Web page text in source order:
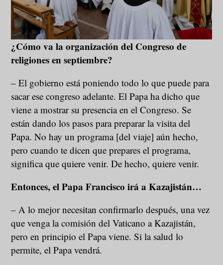
¿Cómo va la organización del Congreso de
religiones en septiembre?
– El gobierno está poniendo todo lo que puede para
sacar ese congreso adelante. El Papa ha dicho que
viene a mostrar su presencia en el Congreso. Se
están dando los pasos para preparar la visita del
Papa. No hay un programa [del viaje] aún hecho,
pero cuando te dicen que prepares el programa,
significa que quiere venir. De hecho, quiere venir.
Entonces, el Papa Francisco irá a Kazajistán…
– A lo mejor necesitan confirmarlo después, una vez
que venga la comisión del Vaticano a Kazajistán,
pero en principio el Papa viene. Si la salud lo
permite, el Papa vendrá.